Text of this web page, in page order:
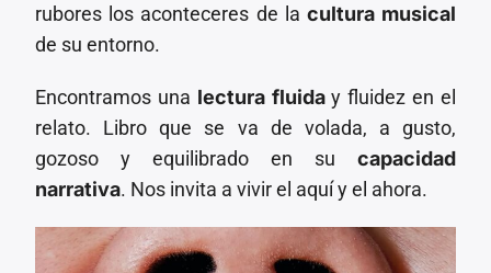
rubores los aconteceres de la cultura musical
de su entorno.
Encontramos una lectura fluiday fluidez en el
relato. Libro que se va de volada, a gusto,
gozoso y equilibrado en su capacidad
narrativa. Nos invita a vivir el aquí y el ahora.